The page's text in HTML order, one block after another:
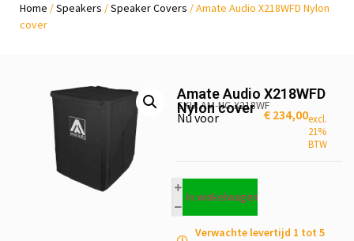
Home /Speakers /Speaker Covers / Amate Audio X218WFD Nylon
cover
Amate Audio X218WFD
Nylon cover
SKU: AM-NC-X218WF
Nu voor € 234,00excl.
21%
BTW
In winkelwagen
Verwachte levertijd 1 tot 5